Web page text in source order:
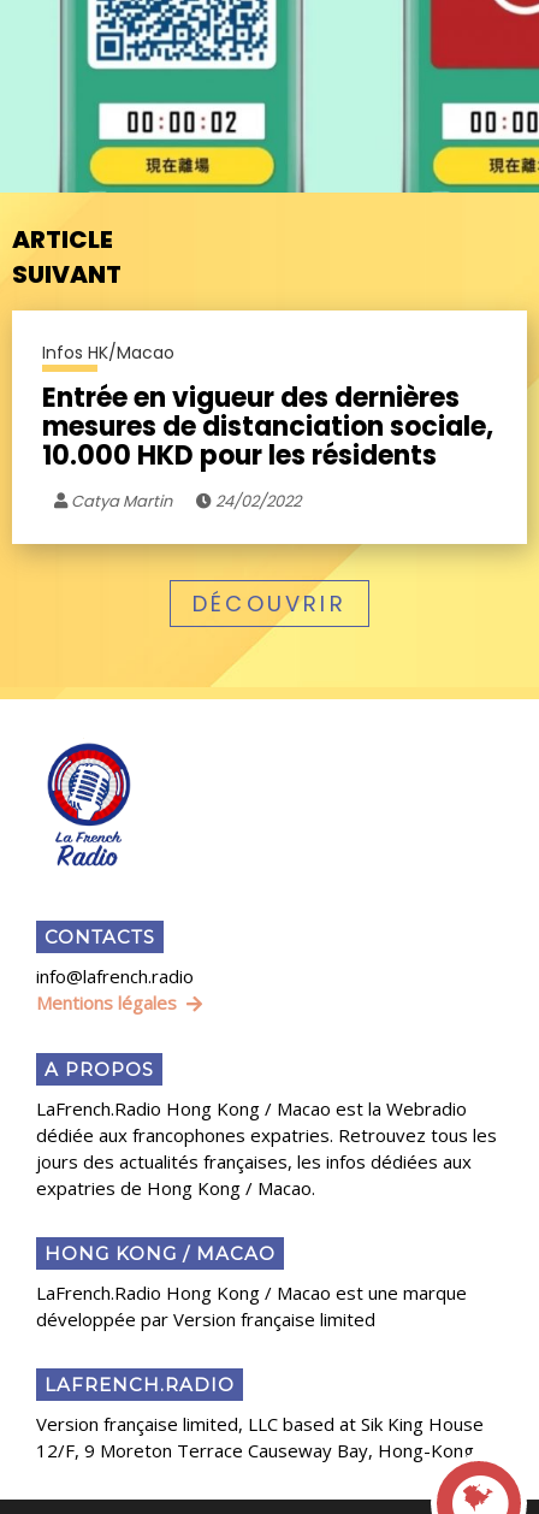
ARTICLE
SUIVANT
Infos HK/Macao
Entrée en vigueur des dernières
mesures de distanciation sociale,
10.000 HKD pour les résidents
Catya Martin 24/02/2022
DÉCOUVRIR
CONTACTS
info@lafrench.radio
Mentions légales
A PROPOS
LaFrench.Radio Hong Kong / Macao est la Webradio
dédiée aux francophones expatries. Retrouvez tous les
jours des actualités françaises, les infos dédiées aux
expatries de Hong Kong / Macao.
HONG KONG / MACAO
LaFrench.Radio Hong Kong / Macao est une marque
développée par Version française limited
LAFRENCH.RADIO
Version française limited, LLC based at Sik King House
12/F, 9 Moreton Terrace Causeway Bay, Hong-Kong